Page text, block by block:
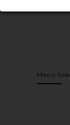
Meest